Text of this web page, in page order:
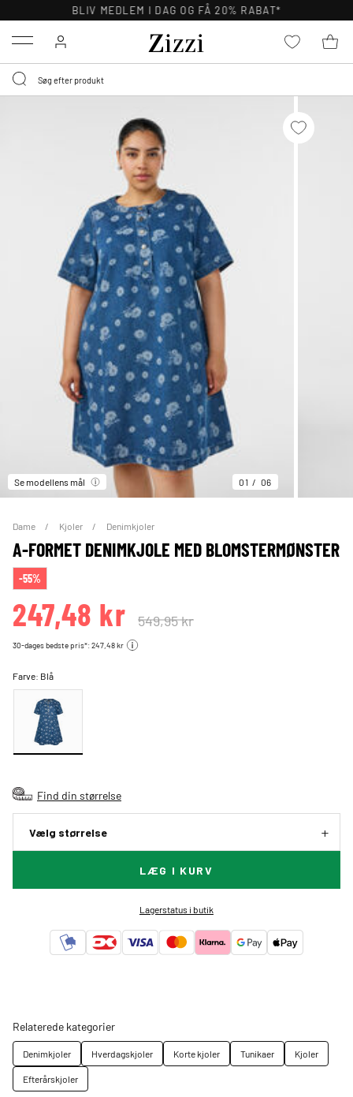
BLIV MEDLEM I DAG OG FÅ 20% RABAT*
Menu
Se modellens mål 01 06
Dame Kjoler Denimkjoler
A-FORMET DENIMKJOLE MED BLOMSTERMØNSTER
-55%
247,48 kr 549,95 kr
30-dages bedste pris*: 247,48 kr
Farve: Blå
Find din størrelse
Vælg størrelse
LÆG I KURV
Lagerstatus i butik
Relaterede kategorier
Denimkjoler Hverdagskjoler Korte kjoler Tunikaer
Kjoler
Efterårskjoler